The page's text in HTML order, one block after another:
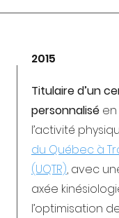
2015
Titulaire d’un
personnalisé
l’activité
du Québec à
(UQTR), avec
axée
l’optimisation